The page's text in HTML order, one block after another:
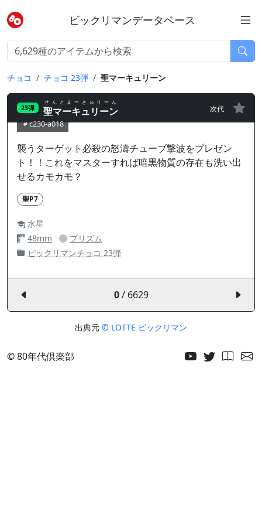
ビックリマンデータベース
チョコ チョコ 23弾 聖マーキュリーン
23弾 聖マーキュリーン
せんとまーきゅりーん
次代
c230-a018
襲うターゲット必殺の怒濤チューブ撃波をプレゼン
ト！！これをマスターすれば暗黒物質の存在も洗い出
せるカモカモ？
聖P7
水星
48mm
プリズム
ビックリマンチョコ 23弾
0/ 6629
出典元 © LOTTE ビックリマン
© 80年代倶楽部